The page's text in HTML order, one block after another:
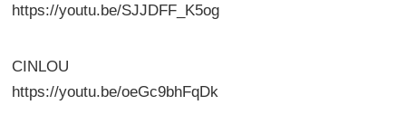
https://youtu.be/SJJDFF_K5og
CINLOU
https://youtu.be/oeGc9bhFqDk